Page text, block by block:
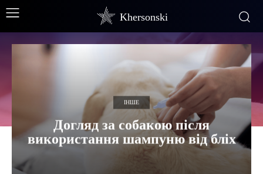
Khersonski
ІНШЕ
Догляд за собакою після
використання шампуню від бліх